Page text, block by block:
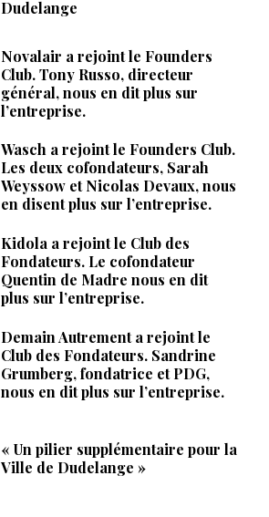
Dudelange
Novalair a rejoint le Founders
Club. Tony Russo, directeur
général, nous en dit plus sur
l’entreprise.
Wasch a rejoint le Founders Club.
Les deux cofondateurs, Sarah
Weyssow et Nicolas Devaux, nous
en disent plus sur l’entreprise.
Kidola a rejoint le Club des
Fondateurs. Le cofondateur
Quentin de Madre nous en dit
plus sur l’entreprise.
Demain Autrement a rejoint le
Club des Fondateurs. Sandrine
Grumberg, fondatrice et PDG,
nous en dit plus sur l’entreprise.
« Un pilier supplémentaire pour la
Ville de Dudelange »